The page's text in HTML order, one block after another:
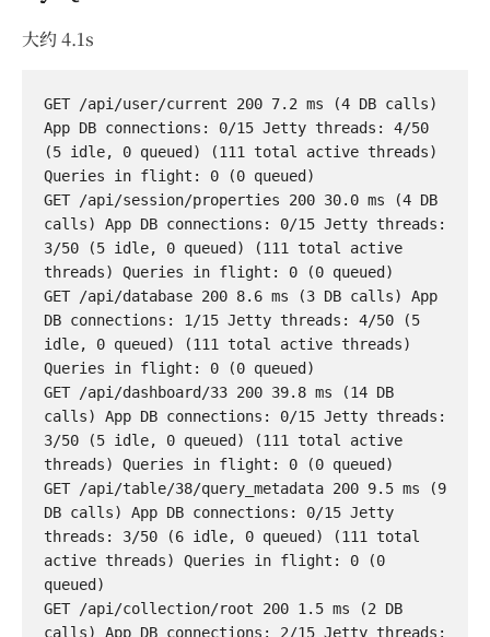
大约 4.1s
GET /api/user/current 200 7.2 ms (4 DB calls)
App DB connections: 0/15 Jetty threads: 4/50
(5 idle, 0 queued) (111 total active threads)
Queries in flight: 0 (0 queued)
GET /api/session/properties 200 30.0 ms (4 DB
calls) App DB connections: 0/15 Jetty threads:
3/50 (5 idle, 0 queued) (111 total active
threads) Queries in flight: 0 (0 queued)
GET /api/database 200 8.6 ms (3 DB calls) App
DB connections: 1/15 Jetty threads: 4/50 (5
idle, 0 queued) (111 total active threads)
Queries in flight: 0 (0 queued)
GET /api/dashboard/33 200 39.8 ms (14 DB
calls) App DB connections: 0/15 Jetty threads:
3/50 (5 idle, 0 queued) (111 total active
threads) Queries in flight: 0 (0 queued)
GET /api/table/38/query_metadata 200 9.5 ms (9
DB calls) App DB connections: 0/15 Jetty
threads: 3/50 (6 idle, 0 queued) (111 total
active threads) Queries in flight: 0 (0
queued)
GET /api/collection/root 200 1.5 ms (2 DB
calls) App DB connections: 2/15 Jetty threads: